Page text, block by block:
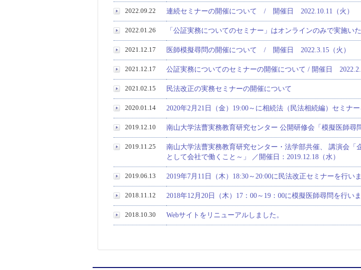
2022.09.22 連続セミナーの開催について / 開催日 2022.10.11（火）
2022.01.26 「公証実務についてのセミナー」はオンラインのみで実施いた
2021.12.17 医師模擬尋問の開催について / 開催日 2022.3.15（火）
2021.12.17 公証実務についてのセミナーの開催について / 開催日
2021.02.15 民法改正の実務セミナーの開催について
2020.01.14 2020年2月21日（金）19:00～に相続法（民法相続編）セミナー
2019.12.10 南山大学法曹実務教育研究センター 公開研修会「模擬医師尋
2019.11.25
南山大学法曹実務教育研究センター・法学部共催、 講演会「
として会社で働くこと～」 ／開催日：2019.12.18（水）
2019.06.13 2019年7月11日（木）18:30～20:00に民法改正セミナーを行いま
2018.11.12 2018年12月20日（木）17：00～19：00に模擬医師尋問を行い
2018.10.30 Webサイトをリニューアルしました。